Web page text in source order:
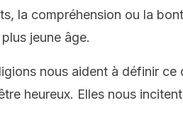
la compréhension ou la
jeune âge.
nous aident à définir
heureux. Elles nous